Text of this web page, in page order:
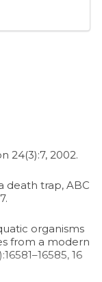
24(3):7, 2002.
death trap, ABC
organisms
from a modern
16